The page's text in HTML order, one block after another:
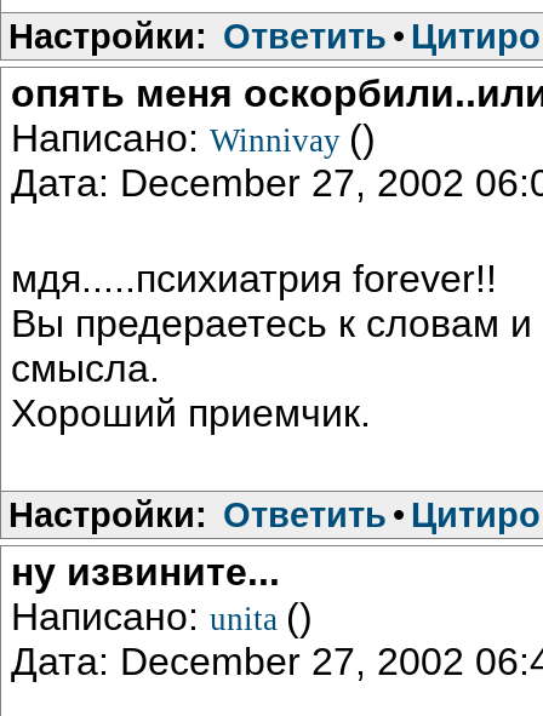
Настройки: Ответить •
опять меня
Написано: Winnivay ()
Дата: December 27, 2002
мдя.....психиатрия forever!!
Вы предераетесь к словам
смысла.
Хороший приемчик.
Настройки: Ответить •
ну извините...
Написано: unita ()
Дата: December 27, 2002